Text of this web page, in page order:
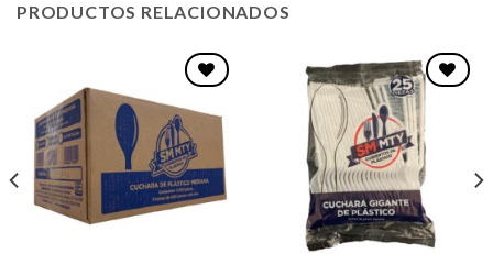
PRODUCTOS RELACIONADOS
Favoritos Favoritos